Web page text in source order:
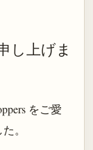
し上げま
をご愛
。